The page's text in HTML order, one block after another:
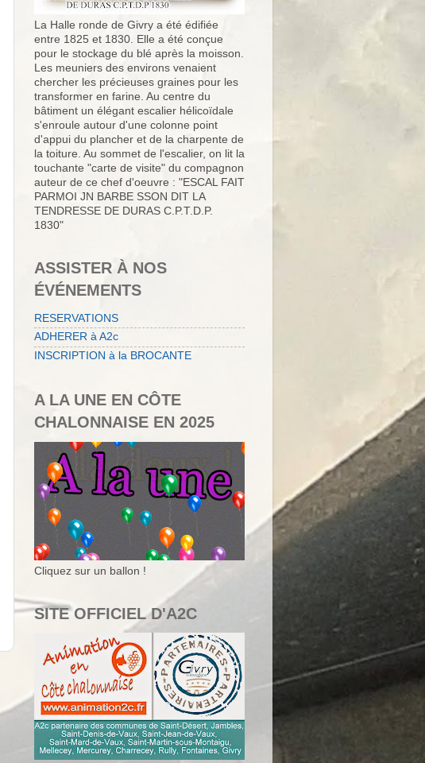
La Halle ronde de Givry a été édifiée
entre 1825 et 1830. Elle a été conçue
pour le stockage du blé après la moisson.
Les meuniers des environs venaient
chercher les précieuses graines pour les
transformer en farine. Au centre du
bâtiment un élégant escalier hélicoïdale
s'enroule autour d'une colonne point
d'appui du plancher et de la charpente de
la toiture. Au sommet de l'escalier, on lit la
touchante "carte de visite" du compagnon
auteur de ce chef d'oeuvre : "ESCAL FAIT
PARMOI JN BARBE SSON DIT LA
TENDRESSE DE DURAS C.P.T.D.P.
1830"
ASSISTER À NOS
ÉVÉNEMENTS
RESERVATIONS
ADHERER à A2c
INSCRIPTION à la BROCANTE
A LA UNE EN CÔTE
CHALONNAISE EN 2025
Cliquez sur un ballon !
SITE OFFICIEL D'A2C